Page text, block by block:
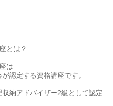
とは？
は
認定する資格講座です。
納アドバイザー2級として認定